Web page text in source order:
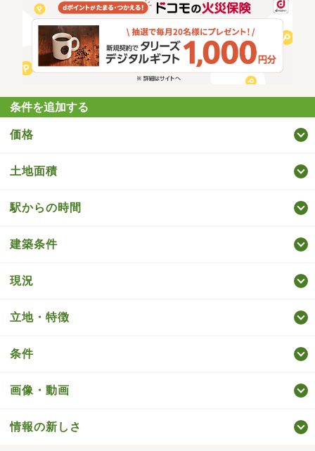
条件を追加する
価格
土地面積
駅からの時間
建築条件
現況
立地・特徴
条件
画像・動画
情報の新しさ